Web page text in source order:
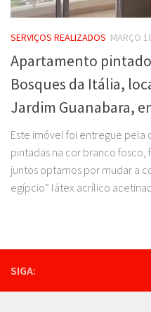
SERVIÇOS REALIZADOS MARÇO
Apartamento
Bosques da Itália,
Jardim Guanabara,
Este imóvel foi entregue pela
pintadas na cor branco
juntos optamos por mudar a
egípcio” látex acrílico
SIGA: